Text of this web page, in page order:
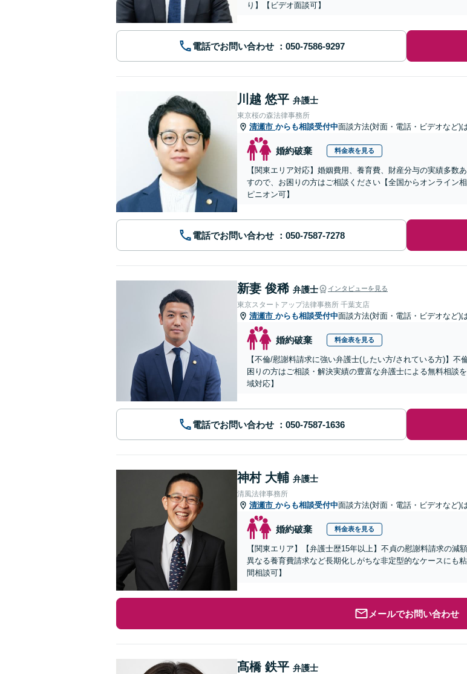
り】【ビデオ面談可】
電話でお問い合わせ
川越 悠平 弁護士
東京桜の森法律事務所
清瀬市 からも相談受付中面談方法(対面・電話・ビデオなど)
婚約破棄 料金表を見る
【関東エリア対応】婚姻費用、養育費、財産分与の実績多数
すので、お困りの方はご相談ください【全国からオンライン
ピニオン可】
電話でお問い合わせ
新妻 俊稀 弁護士 インタビューを見る
東京スタートアップ法律事務所 千葉支店
清瀬市 からも相談受付中面談方法(対面・電話・ビデオなど)
婚約破棄 料金表を見る
【不倫/慰謝料請求に強い弁護士(したい方/されている方)】
困りの方はご相談・解決実績の豊富な弁護士による無料相談
域対応】
電話でお問い合わせ
神村 大輔 弁護士
清風法律事務所
清瀬市 からも相談受付中面談方法(対面・電話・ビデオなど)
婚約破棄 料金表を見る
【関東エリア】【弁護士歴15年以上】不貞の慰謝料請求の
異なる養育費請求など長期化しがちな非定型的なケースにも
間相談可】
メールでお問い合わせ
髙橋 鉄平 弁護士